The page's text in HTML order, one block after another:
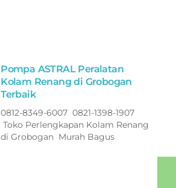
Pompa ASTRAL Peralatan
Kolam Renang di Grobogan
Terbaik
0812-8349-6007 0821-1398-1907
Toko Perlengkapan Kolam Renang
di Grobogan Murah Bagus